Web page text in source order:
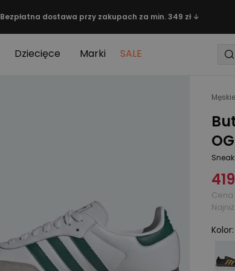
Bezpłatna dostawa przy zakupach za min. 349 zł ↓
Dziecięce Marki SALE
Męskie
Kolor